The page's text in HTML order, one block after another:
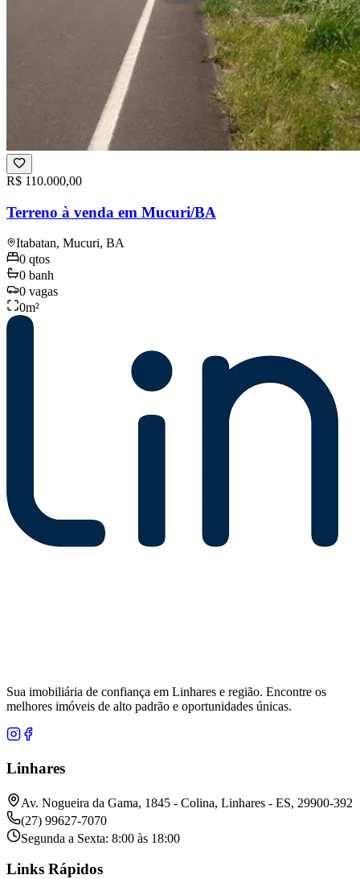
R$ 110.000,00
Terreno à venda em Mucuri/BA
Itabatan, Mucuri, BA
0 qtos
0 banh
0 vagas
0m²
Sua imobiliária de confiança em Linhares e região. Encontre os
melhores imóveis de alto padrão e oportunidades únicas.
Linhares
Av. Nogueira da Gama, 1845 - Colina, Linhares - ES, 29900-392
(27) 99627-7070
Segunda a Sexta: 8:00 às 18:00
Links Rápidos